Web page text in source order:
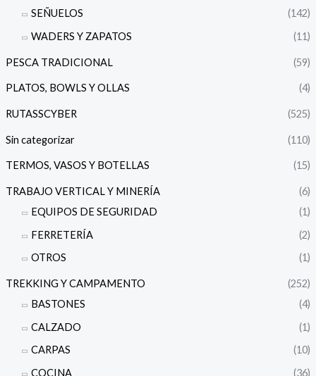
SEÑUELOS
(142)
WADERS Y ZAPATOS
(11)
PESCA TRADICIONAL (59)
PLATOS, BOWLS Y OLLAS (4)
RUTASSCYBER (525)
Sin categorizar (110)
TERMOS, VASOS Y BOTELLAS (15)
TRABAJO VERTICAL Y MINERÍA
(6)
EQUIPOS DE SEGURIDAD
(1)
FERRETERÍA
(2)
OTROS
(1)
TREKKING Y CAMPAMENTO
(252)
BASTONES
(4)
CALZADO
(1)
CARPAS
(10)
COCINA
(36)